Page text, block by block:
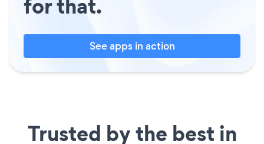
See apps in action
Trusted by the best in